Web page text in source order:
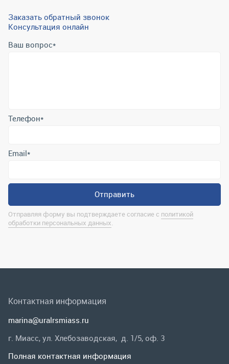
Заказать обратный звонок
Консультация онлайн
Ваш вопрос*
Отправляя форму вы подтверждаете согласие с
Контактная информация
marina@uralrsmiass.ru
Заказать звонок